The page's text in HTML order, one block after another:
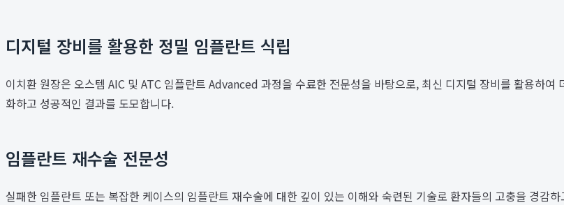
디지털 장비를 활용한 정밀 임플란트 식립
이치환 원장은 오스템 AIC 및 ATC 임플란트 Advanced 과정을 수료한 전문성을 바탕으로, 최신 디지털 장비를 활용하여
화하고 성공적인 결과를 도모합니다.
임플란트 재수술 전문성
실패한 임플란트 또는 복잡한 케이스의 임플란트 재수술에 대한 깊이 있는 이해와 숙련된 기술로 환자들의 고충을 경감